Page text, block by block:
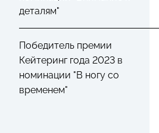
деталям"
Победитель премии
Кейтеринг года 2023 в
номинации "В ногу со
временем"